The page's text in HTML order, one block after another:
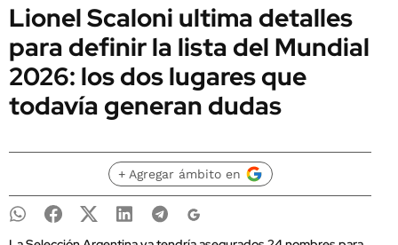
Lionel Scaloni ultima detalles
para definir la lista del Mundial
2026: los dos lugares que
todavía generan dudas
+ Agregar ámbito en